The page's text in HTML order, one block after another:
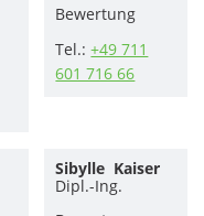
Bewertung
Tel.:+49 711
601 716 66
Sibylle Kaiser
Dipl.-Ing.